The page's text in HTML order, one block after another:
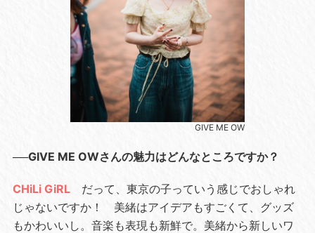
GIVE ME OW
──GIVE ME OWさんの魅力はどんなところですか？
CHiLi GiRL
だって、東京の子っていう感じでおしゃれ
じゃないですか！ 美緒はアイデアもすごくて、グッズ
もかわいいし。音楽も表現も新鮮で。美緒から新しいワ